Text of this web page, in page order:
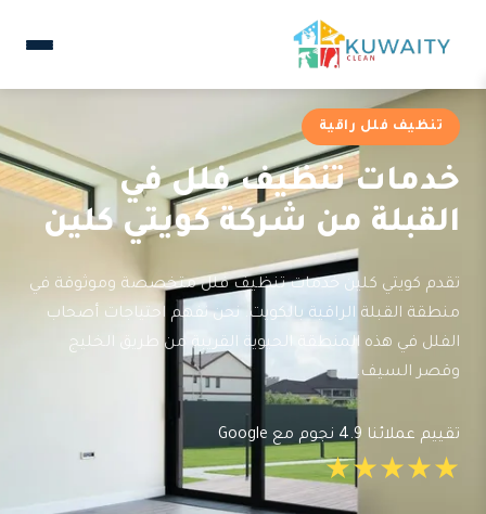
تنظيف فلل راقية
خدمات تنظيف فلل في
القبلة من شركة كويتي كلين
تقدم كويتي كلين خدمات تنظيف فلل متخصصة وموثوقة في
منطقة القبلة الراقية بالكويت. نحن نفهم احتياجات أصحاب
الفلل في هذه المنطقة الحيوية القريبة من طريق الخليج
وقصر السيف.
تقييم عملائنا 4.9 نجوم مع Google
★★★★★